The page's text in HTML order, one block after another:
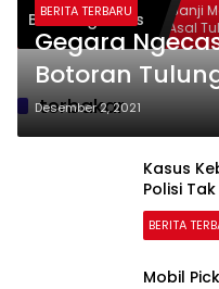
Breaking News
Terbuai Janji
Migran Asal
Juta
terbakar
BERITA TERBARU
Gegara
Botoran
Desember 2, 2021
Kasus
Polisi
BERITA
Mobil